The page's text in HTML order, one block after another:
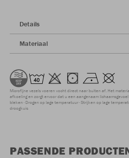
Details
Materiaal
Microfijne vezels voeren vocht direct naar buiten af. Het
afkoeling en zorgt ervoor dat u een aangenaam
bleken Drogen op lage temperatuur Strijken op lage
droogkuis
PASSENDE